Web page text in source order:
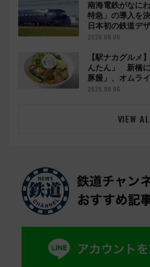
南海電鉄がなに
特急」の導入を
日本初の鉄道デ
2026.08.06
【駅ナカグルメ
んたん」 新橋に
豚饅」、オムラ
ルメ続々登場！
2026.08.06
VIEW